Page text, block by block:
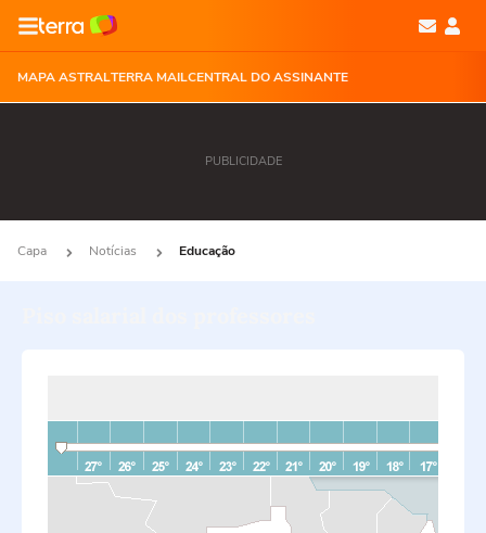
MAPA ASTRALTERRA MAILCENTRAL DO ASSINANTE
PUBLICIDADE
Capa Notícias Educação